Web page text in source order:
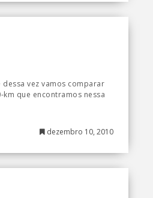
vez vamos comparar
que encontramos nessa
dezembro 10, 2010